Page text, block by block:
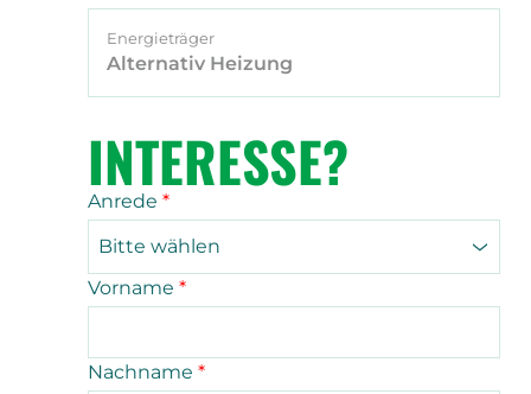
Energieträger
Alternativ Heizung
INTERESSE?
Anrede *
Bitte wählen
Vorname *
Nachname *